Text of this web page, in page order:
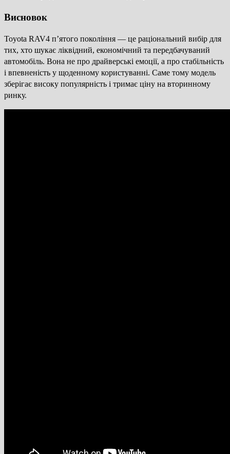
Висновок
Toyota RAV4 п’ятого покоління — це раціональний вибір для
тих, хто шукає ліквідний, економічний та передбачуваний
автомобіль. Вона не про драйверські емоції, а про стабільність
і впевненість у щоденному користуванні. Саме тому модель
зберігає високу популярність і тримає ціну на вторинному
ринку.